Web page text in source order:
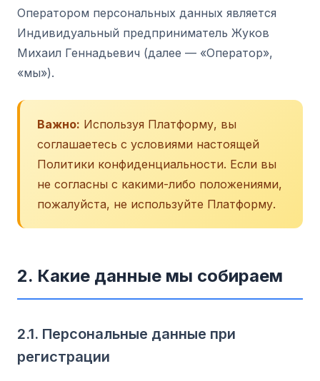
Оператором персональных данных является
Индивидуальный предприниматель Жуков
Михаил Геннадьевич (далее — «Оператор»,
«мы»).
Важно: Используя Платформу, вы
соглашаетесь с условиями настоящей
Политики конфиденциальности. Если вы
не согласны с какими-либо положениями,
пожалуйста, не используйте Платформу.
2. Какие данные мы собираем
2.1. Персональные данные при
регистрации